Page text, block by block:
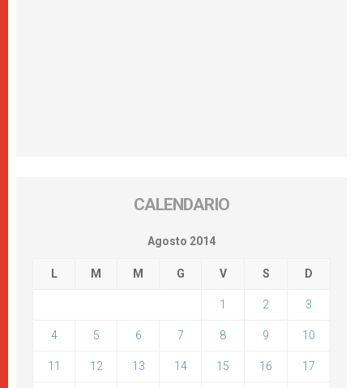
CALENDARIO
Agosto 2014
L M M G V S D
1 2 3
4 5 6 7 8 9 10
11 12 13 14 15 16 17